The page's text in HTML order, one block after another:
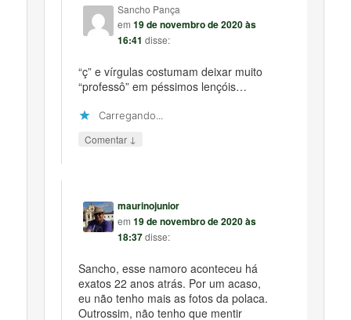
Sancho Pança
em19 de novembro de 2020 às
16:41 disse:
“ç” e vírgulas costumam deixar muito
“professô” em péssimos lençóis…
Carregando...
Comentar ↓
maurinojunior
em19 de novembro de 2020 às
18:37 disse:
Sancho, esse namoro aconteceu há
exatos 22 anos atrás. Por um acaso,
eu não tenho mais as fotos da polaca.
Outrossim, não tenho que mentir